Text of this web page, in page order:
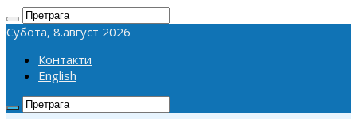
Субота, 8.август 2026
Контакти
English